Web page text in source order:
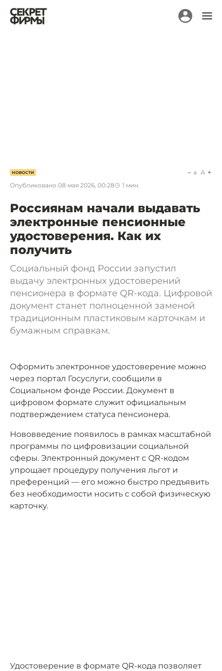
НОВОСТИ
Опубликовано 08 мая 2026, 00:28 1 мин.
a A
Россиянам начали выдавать
электронные пенсионные
удостоверения. Как их
получить
Социальный фонд России запустил
выдачу электронных удостоверений
пенсионера в формате QR-кода. Цифровой
документ станет полноценной заменой
традиционным пластиковым карточкам и
бумажным справкам.
Оформить электронное удостоверение можно
через портал Госуслуги, сообщили в
Социальном фонде России. Документ в
цифровом формате служит официальным
подтверждением статуса пенсионера.
Нововведение появилось в рамках масштабной
программы по цифровизации социальной
сферы. Электронный документ с QR-кодом
упрощает процедуру получения льгот и
преференций — его можно быстро предъявить
без необходимости носить с собой физическую
карточку.
Удостоверение в формате QR-кода позволяет